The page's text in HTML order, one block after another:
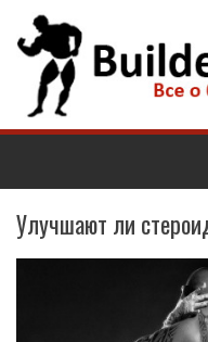
Наверх
Улучшают ли